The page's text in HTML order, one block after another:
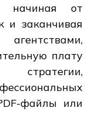
начиная от
и заканчивая
плату
файлы или